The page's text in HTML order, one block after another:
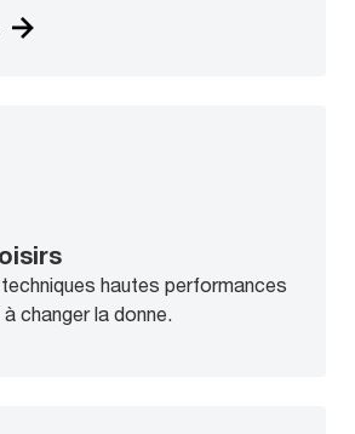
hautes performances
changer la donne.